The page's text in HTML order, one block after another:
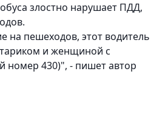
злостно нарушает ПДД,
на пешеходов, этот водитель
и женщиной с
номер 430)", - пишет автор